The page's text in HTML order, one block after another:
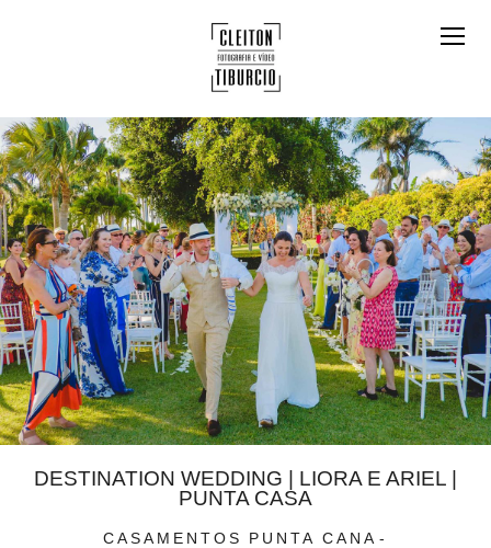
CASAMENTOS PUNTA CANA
DESTINATION WEDDING | LIORA E ARIEL |
PUNTA CASA